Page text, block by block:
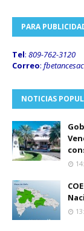
PARA
Tel: 809-762-3120
Correo:
NOTICIAS